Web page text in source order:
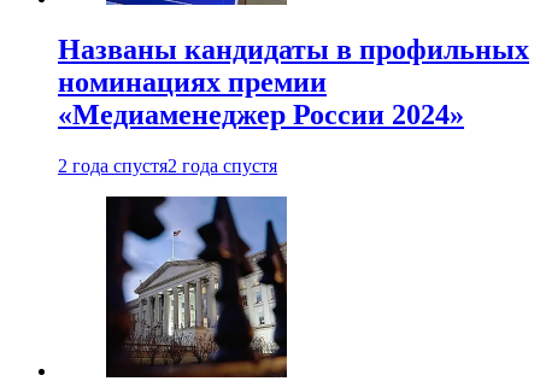
Названы кандидаты в профильных
номинациях премии
«Медиаменеджер России 2024»
2 года спустя2 года спустя